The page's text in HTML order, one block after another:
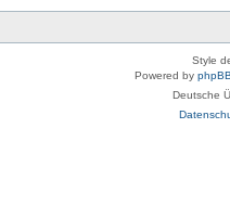
Style
Powered by phpBB
Deutsche